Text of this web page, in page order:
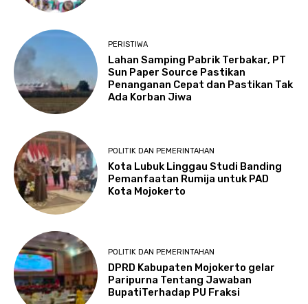
PERISTIWA
Lahan Samping Pabrik Terbakar, PT
Sun Paper Source Pastikan
Penanganan Cepat dan Pastikan Tak
Ada Korban Jiwa
POLITIK DAN PEMERINTAHAN
Kota Lubuk Linggau Studi Banding
Pemanfaatan Rumija untuk PAD
Kota Mojokerto
POLITIK DAN PEMERINTAHAN
DPRD Kabupaten Mojokerto gelar
Paripurna Tentang Jawaban
BupatiTerhadap PU Fraksi